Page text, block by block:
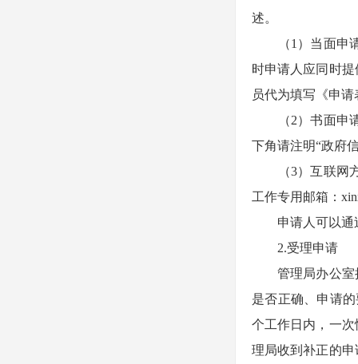
述。
（1）当面申请
时申请人应同时
员代为填写《申请
（2）书面申请
下角请注明“政府
（3）互联网方
工作专用邮箱：
申请人可以通过
2.受理申请
管理局办公室接
是否正确、申请
个工作日内，一
理局收到补正的